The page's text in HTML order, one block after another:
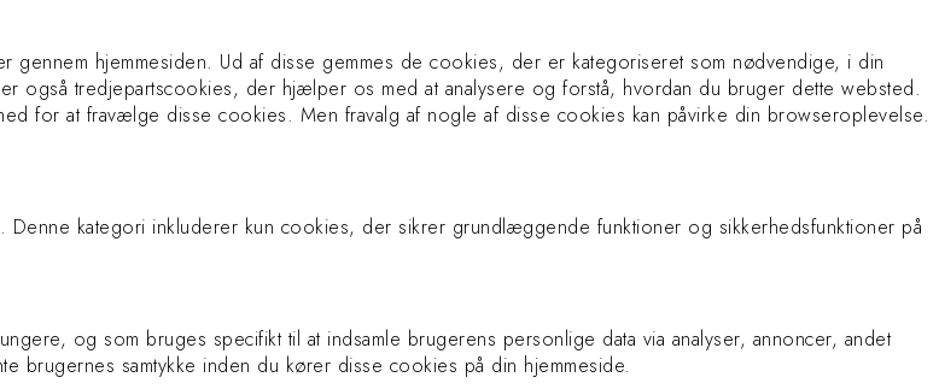
hjemmesiden. Ud af disse gemmes de cookies, der er kategoriseret som nødvendige, i din
tredjepartscookies, der hjælper os med at analysere og forstå, hvordan du bruger dette websted.
for at fravælge disse cookies. Men fravalg af nogle af disse cookies kan påvirke din browseroplevelse.
kategori inkluderer kun cookies, der sikrer grundlæggende funktioner og sikkerhedsfunktioner på
og som bruges specifikt til at indsamle brugerens personlige data via analyser, annoncer, andet
brugernes samtykke inden du kører disse cookies på din hjemmeside.